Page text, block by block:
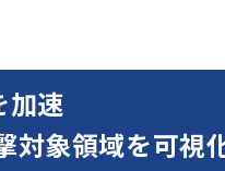
加速
象領域を可視